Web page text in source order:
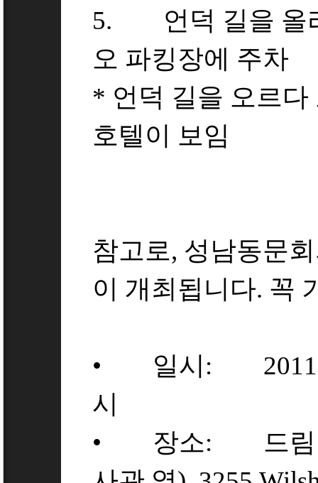
5. 언덕 길을 올
오 파킹장에 주차
* 언덕 길을 오르다
호텔이 보임
참고로, 성남동문
이 개최됩니다. 꼭
• 일시: 2011년
시
• 장소: 드림 웨